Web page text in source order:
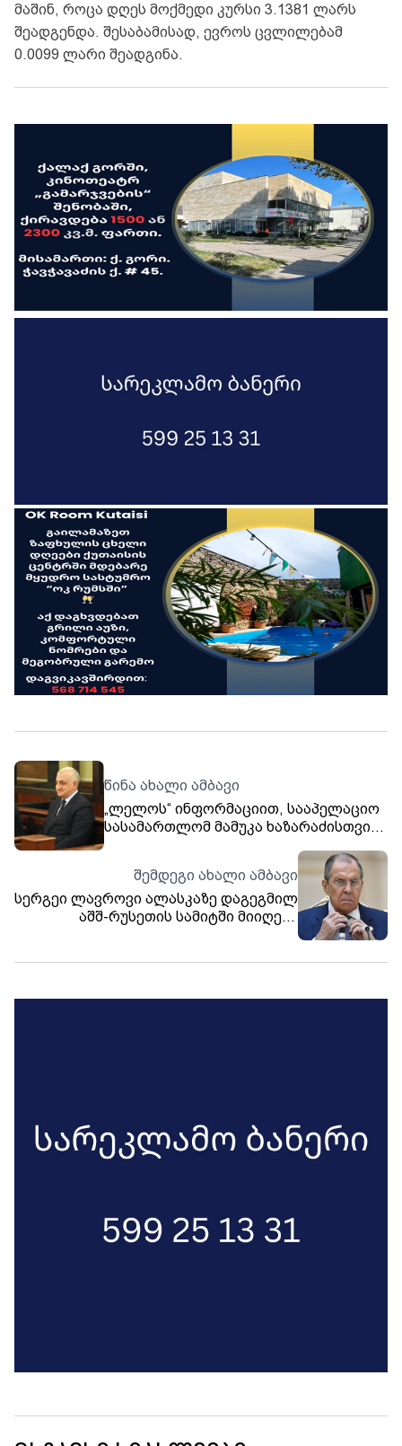
მაშინ, როცა დღეს მოქმედი კურსი 3.1381 ლარს
შეადგენდა. შესაბამისად, ევროს ცვლილებამ
0.0099 ლარი შეადგინა.
წინა ახალი ამბავი
„ლელოს“ ინფორმაციით, სააპელაციო
სასამართლომ მამუკა ხაზარაძისთვის
თავისუფლების აღკვეთა ძალაში
დატოვა
შემდეგი ახალი ამბავი
სერგეი ლავროვი ალასკაზე დაგეგმილ
აშშ-რუსეთის სამიტში მიიღებს